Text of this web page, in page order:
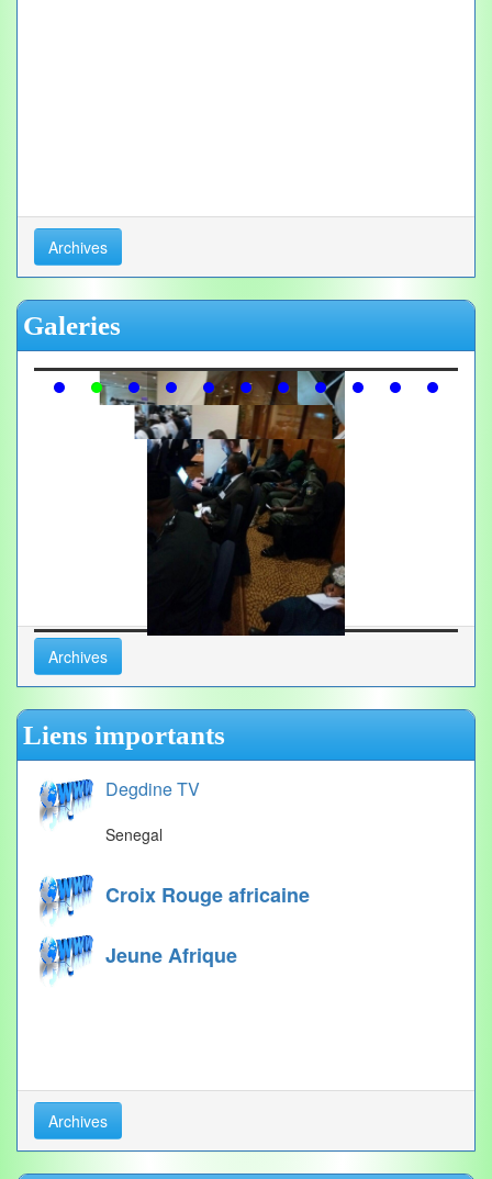
Archives
Galeries
Archives
Liens importants
Degdine TV
Senegal
Croix Rouge africaine
Jeune Afrique
Archives